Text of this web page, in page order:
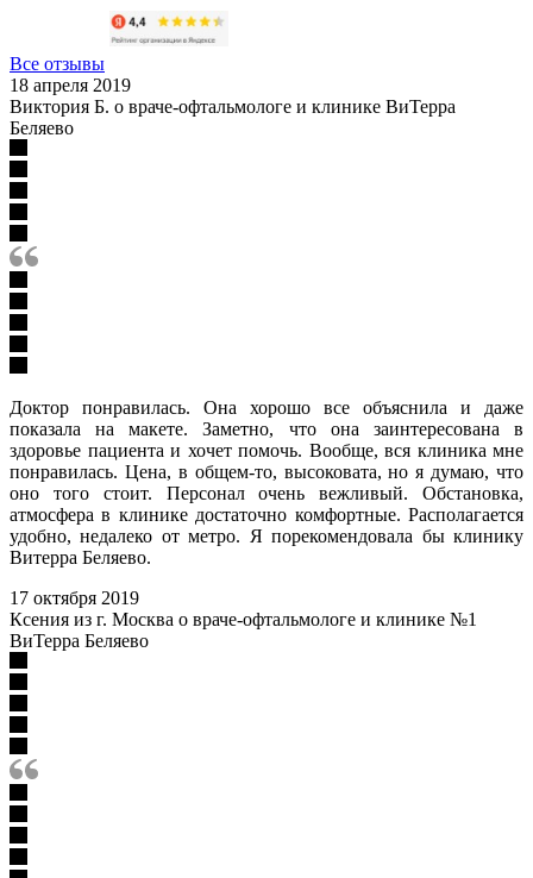
Все отзывы
18 апреля 2019
Виктория Б. о враче-офтальмологе и клинике ВиТерра
Беляево
Доктор понравилась. Она хорошо все объяснила и даже
показала на макете. Заметно, что она заинтересована в
здоровье пациента и хочет помочь. Вообще, вся клиника мне
понравилась. Цена, в общем-то, высоковата, но я думаю, что
оно того стоит. Персонал очень вежливый. Обстановка,
атмосфера в клинике достаточно комфортные. Располагается
удобно, недалеко от метро. Я порекомендовала бы клинику
Витерра Беляево.
17 октября 2019
Ксения из г. Москва о враче-офтальмологе и клинике №1
ВиТерра Беляево